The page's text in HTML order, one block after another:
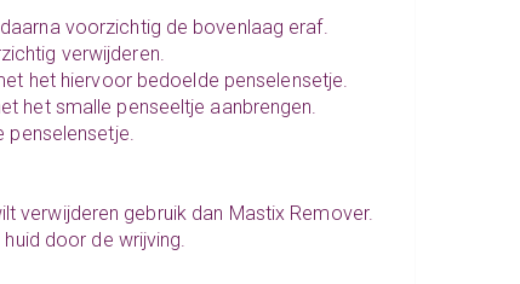
voorzichtig de bovenlaag eraf.
verwijderen.
het hiervoor bedoelde penselensetje.
het smalle penseeltje aanbrengen.
penselensetje.
verwijderen gebruik dan Mastix Remover.
door de wrijving.